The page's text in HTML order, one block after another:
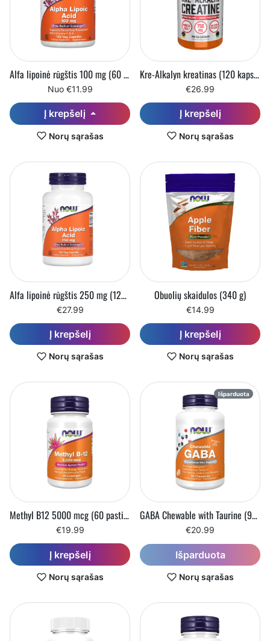
Alfa lipoinė rūgštis 100 mg (60 - 120 vegetariškų kapsulių)
Nuo €11.99
Į krepšelį
Norų sąrašas
Kre-Alkalyn kreatinas (120 kapsulių)
€26.99
Į krepšelį
Norų sąrašas
Alfa lipoinė rūgštis 250 mg (120 vegetariškų kapsulių)
€27.99
Į krepšelį
Norų sąrašas
Obuolių skaidulos (340 g)
€14.99
Į krepšelį
Norų sąrašas
Methyl B12 5000 mcg (60 pastilių)
€19.99
Į krepšelį
Norų sąrašas
Išparduota
GABA Chewable with Taurine (90 kramtomųjų tablečių)
€20.99
Išparduota
Norų sąrašas